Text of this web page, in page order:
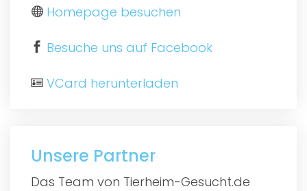
Homepage besuchen
Besuche uns auf Facebook
VCard herunterladen
Unsere Partner
Das Team von Tierheim-Gesucht.de